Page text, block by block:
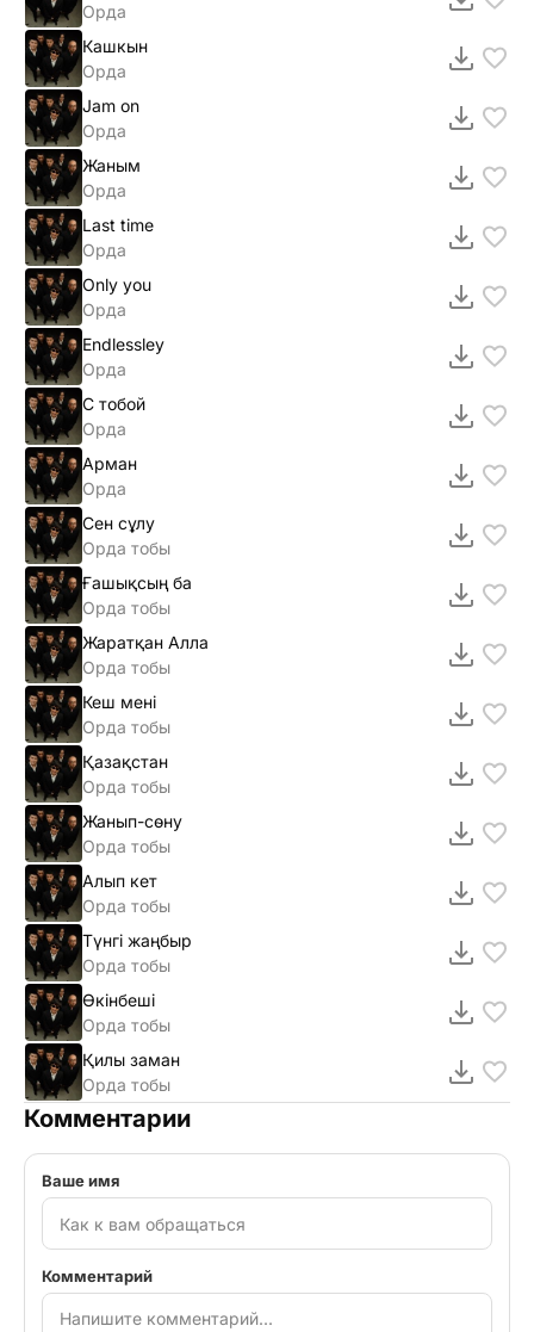
Орда
Кашкын
Орда
Jam on
Орда
Жаным
Орда
Last time
Орда
Only you
Орда
Endlessley
Орда
С тобой
Орда
Арман
Орда
Сен сұлу
Орда тобы
Ғашықсың ба
Орда тобы
Жаратқан Алла
Орда тобы
Кеш менi
Орда тобы
Қазақстан
Орда тобы
Жанып-сөну
Орда тобы
Алып кет
Орда тобы
Түнгі жаңбыр
Орда тобы
Өкінбеші
Орда тобы
Қилы заман
Орда тобы
Комментарии
Ваше имя
Комментарий